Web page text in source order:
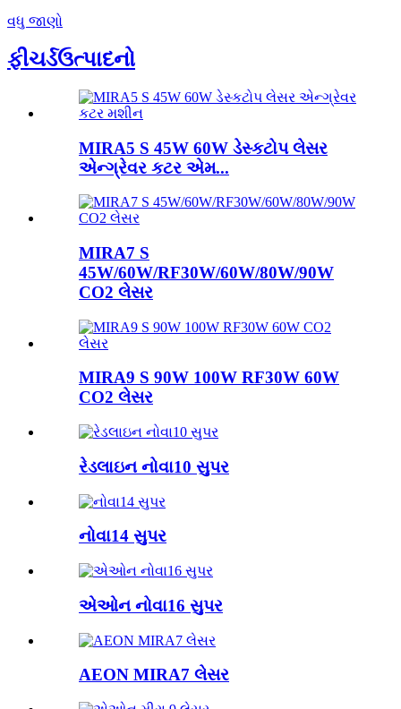
વધુ જાણો
ફીચર્ડઉત્પાદનો
MIRA5 S 45W 60W ડેસ્કટોપ લેસર
એન્ગ્રેવર કટર એમ...
MIRA7 S
45W/60W/RF30W/60W/80W/90W
CO2 લેસર
MIRA9 S 90W 100W RF30W 60W
CO2 લેસર
રેડલાઇન નોવા10 સુપર
નોવા14 સુપર
એઓન નોવા16 સુપર
AEON MIRA7 લેસર